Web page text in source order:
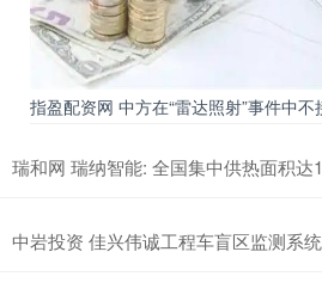
指盈配资网 中方在“雷达照射”事件中
瑞和网 瑞纳智能: 全国集中供热面积达
中岩投资 佳兴伟诚工程车盲区监测系